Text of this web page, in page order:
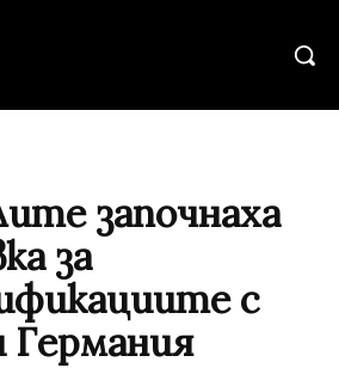
започнаха
за
с